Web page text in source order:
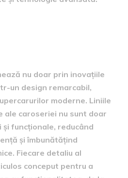
nu doar prin inovațiile
un design remarcabil,
moderne. Liniile
ale caroseriei nu sunt doar
funcționale, reducând
și îmbunătățind
Fiecare detaliu al
conceput pentru a